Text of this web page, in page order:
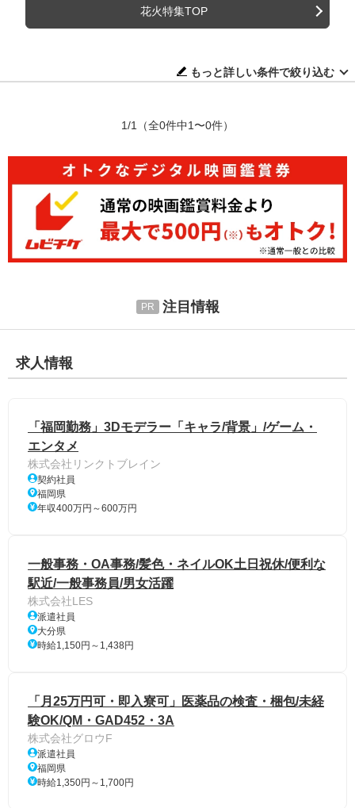
花火特集TOP
もっと詳しい条件で絞り込む
1/1 （全0件中1〜0件）
注目情報
求人情報
「福岡勤務」3Dモデラー「キャラ/背景」/ゲーム・
エンタメ
株式会社リンクトブレイン
契約社員
福岡県
年収400万円～600万円
一般事務・OA事務/髪色・ネイルOK土日祝休/便利な
駅近/一般事務員/男女活躍
株式会社LES
派遣社員
大分県
時給1,150円～1,438円
「月25万円可・即入寮可」医薬品の検査・梱包/未経
験OK/QM・GAD452・3A
株式会社グロウF
派遣社員
福岡県
時給1,350円～1,700円